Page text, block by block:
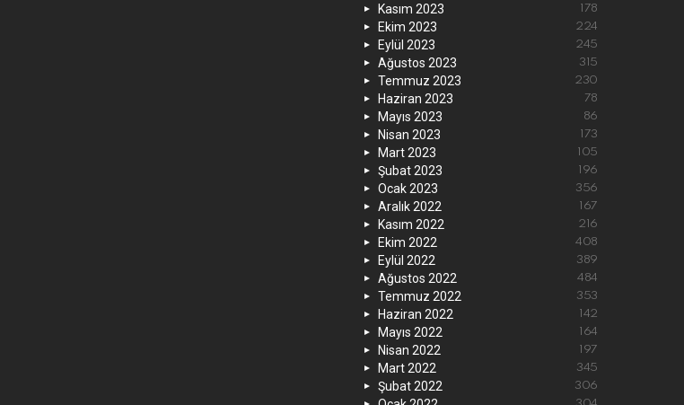
Kasım 2023 178
Ekim 2023 224
Eylül 2023 245
Ağustos 2023 315
Temmuz 2023 230
Haziran 2023 78
Mayıs 2023 86
Nisan 2023 173
Mart 2023 105
Şubat 2023 196
Ocak 2023 356
Aralık 2022 167
Kasım 2022 216
Ekim 2022 408
Eylül 2022 389
Ağustos 2022 484
Temmuz 2022 353
Haziran 2022 142
Mayıs 2022 164
Nisan 2022 197
Mart 2022 345
Şubat 2022 306